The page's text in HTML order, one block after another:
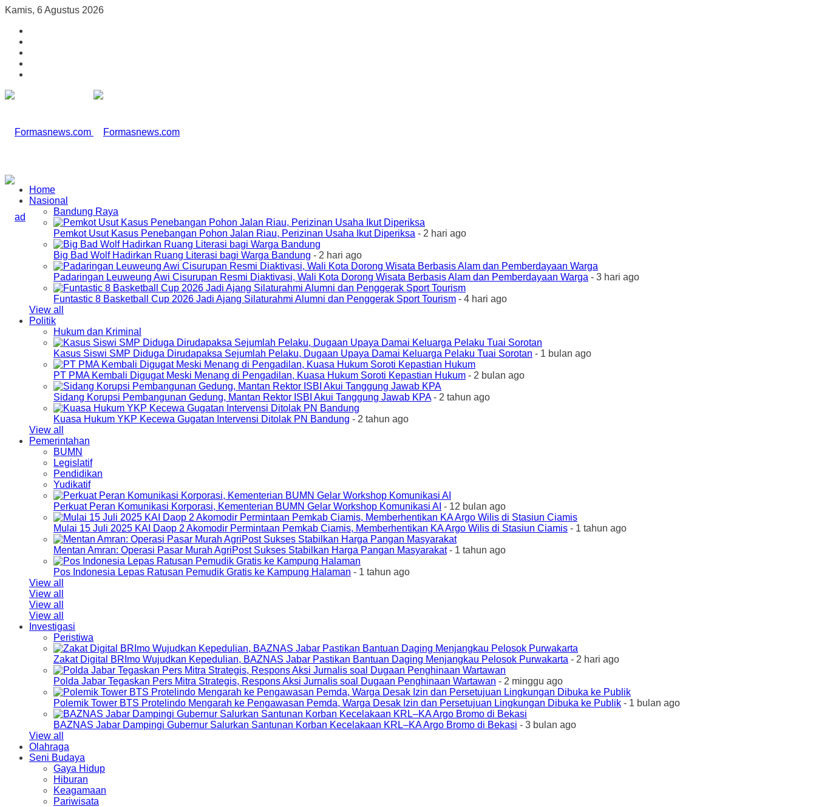
Kamis, 6 Agustus 2026
Home
Nasional
Bandung Raya
Pemkot Usut Kasus Penebangan Pohon Jalan Riau, Perizinan Usaha Ikut Diperiksa - 2 hari ago
Big Bad Wolf Hadirkan Ruang Literasi bagi Warga Bandung - 2 hari ago
Padaringan Leuweung Awi Cisurupan Resmi Diaktivasi, Wali Kota Dorong Wisata Berbasis Alam dan Pemberdayaan Warga - 3 hari ago
Funtastic 8 Basketball Cup 2026 Jadi Ajang Silaturahmi Alumni dan Penggerak Sport Tourism - 4 hari ago
View all
Politik
Hukum dan Kriminal
Kasus Siswi SMP Diduga Dirudapaksa Sejumlah Pelaku, Dugaan Upaya Damai Keluarga Pelaku Tuai Sorotan - 1 bulan ago
PT PMA Kembali Digugat Meski Menang di Pengadilan, Kuasa Hukum Soroti Kepastian Hukum - 2 bulan ago
Sidang Korupsi Pembangunan Gedung, Mantan Rektor ISBI Akui Tanggung Jawab KPA- 2 tahun ago
Kuasa Hukum YKP Kecewa Gugatan Intervensi Ditolak PN Bandung - 2 tahun ago
View all
Pemerintahan
BUMN
Legislatif
Pendidikan
Yudikatif
Perkuat Peran Komunikasi Korporasi, Kementerian BUMN Gelar Workshop Komunikasi AI - 12 bulan ago
Mulai 15 Juli 2025 KAI Daop 2 Akomodir Permintaan Pemkab Ciamis, Memberhentikan KA Argo Wilis di Stasiun Ciamis - 1 tahun ago
Mentan Amran: Operasi Pasar Murah AgriPost Sukses Stabilkan Harga Pangan Masyarakat- 1 tahun ago
Pos Indonesia Lepas Ratusan Pemudik Gratis ke Kampung Halaman - 1 tahun ago
View all
View all
View all
View all
Investigasi
Peristiwa
Zakat Digital BRImo Wujudkan Kepedulian, BAZNAS Jabar Pastikan Bantuan Daging Menjangkau Pelosok Purwakarta - 2 hari ago
Polda Jabar Tegaskan Pers Mitra Strategis, Respons Aksi Jurnalis soal Dugaan Penghinaan Wartawan - 2 minggu ago
Polemik Tower BTS Protelindo Mengarah ke Pengawasan Pemda, Warga Desak Izin dan Persetujuan Lingkungan Dibuka ke Publik - 1 bulan ago
BAZNAS Jabar Dampingi Gubernur Salurkan Santunan Korban Kecelakaan KRL–KA Argo Bromo di Bekasi - 3 bulan ago
View all
Olahraga
Seni Budaya
Gaya Hidup
Hiburan
Keagamaan
Pariwisata